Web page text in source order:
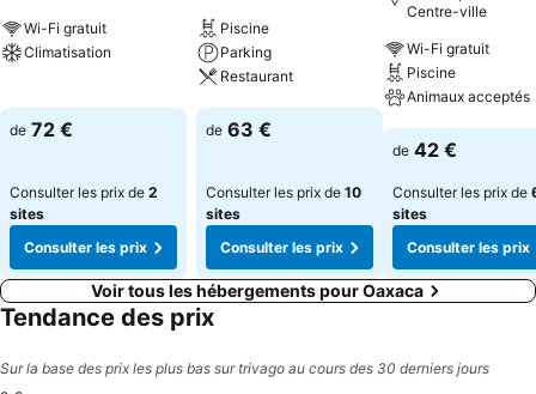
Wi-Fi gratuit
Climatisation
de 72 €
Consulter les prix de 2
sites
Consulter les prix
Piscine
Parking
Restaurant
Consulter les prix
de 63 €
Consulter les prix de 10
sites
Consulter les prix
Centre-ville
Wi-Fi gratuit
Piscine
Animaux acceptés
Consulter les
de 42 €
Consulter les prix de
sites
Consulter les prix
Voir tous les hébergements pour Oaxaca
Tendance des prix
Sur la base des prix les plus bas sur trivago au cours des 30 derniers jours